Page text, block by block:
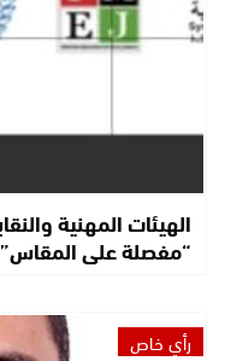
الهيئات المهنية
“مفصلة على
رأي خاص